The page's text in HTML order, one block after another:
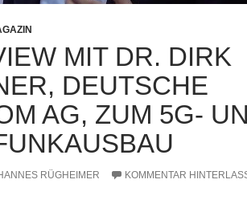
MIT DR. DIRK
DEUTSCHE
AG, ZUM 5G-
RÜGHEIMER KOMMENTAR